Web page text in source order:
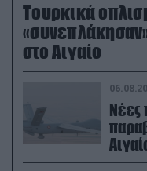
Τουρκικά
στο Αιγαίο
Νέες